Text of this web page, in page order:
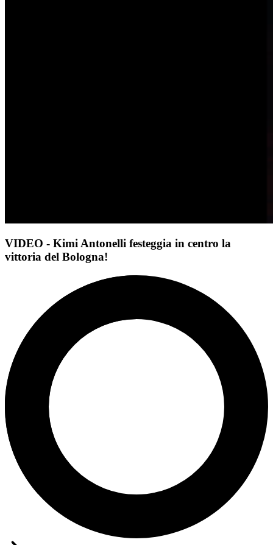
VIDEO - Kimi Antonelli festeggia in centro la
vittoria del Bologna!